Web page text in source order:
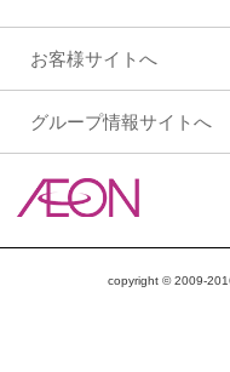
お客様サイトへ
グループ情報サイトへ
copyright © 2009-